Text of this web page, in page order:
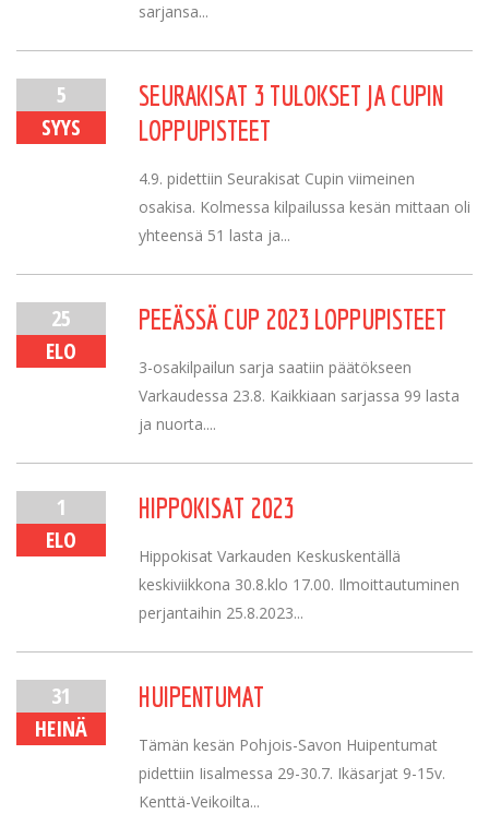
sarjansa...
5
SYYS
SEURAKISAT 3 TULOKSET JA CUPIN
LOPPUPISTEET
4.9. pidettiin Seurakisat Cupin viimeinen
osakisa. Kolmessa kilpailussa kesän mittaan oli
yhteensä 51 lasta ja...
25
ELO
PEEÄSSÄ CUP 2023 LOPPUPISTEET
3-osakilpailun sarja saatiin päätökseen
Varkaudessa 23.8. Kaikkiaan sarjassa 99 lasta
ja nuorta....
1
ELO
HIPPOKISAT 2023
Hippokisat Varkauden Keskuskentällä
keskiviikkona 30.8.klo 17.00. Ilmoittautuminen
perjantaihin 25.8.2023...
31
HEINÄ
HUIPENTUMAT
Tämän kesän Pohjois-Savon Huipentumat
pidettiin Iisalmessa 29-30.7. Ikäsarjat 9-15v.
Kenttä-Veikoilta...